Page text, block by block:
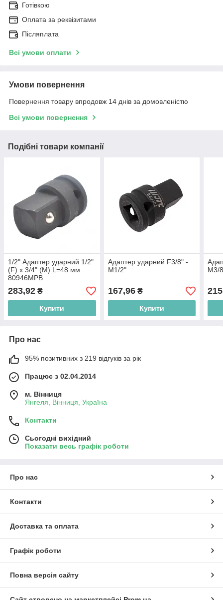
Готівкою
Оплата за реквізитами
Післяплата
Всі умови оплати
Умови повернення
Повернення товару впродовж 14 днів за домовленістю
Всі умови повернення
Подібні товари компанії
1/2" Адаптер ударний 1/2"
(F) x 3/4" (M) L=48 мм
80946MPB
283,92 ₴
Купити
Адаптер ударний F3/8" -
M1/2"
167,96₴
Купити
M3/
Про нас
95% позитивних з 219 відгуків за рік
Працює з 02.04.2014
м. Вінниця
Янгеля, Вінниця, Україна
Контакти
Сьогодні вихідний
Показати весь графік роботи
Про нас
Контакти
Доставка та оплата
Графік роботи
Повна версія сайту